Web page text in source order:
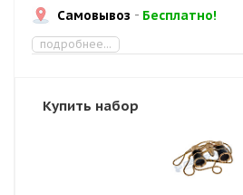
Самовывоз - Бесплатно!
подробнее...
Купить набор